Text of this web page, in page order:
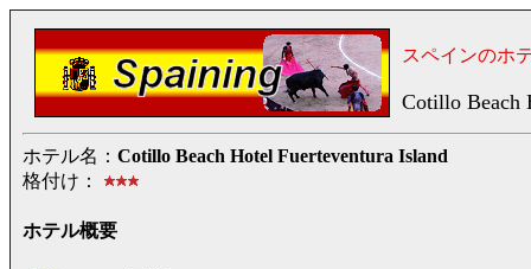
スペインのホ
Cotillo Beach
ホテル名： Cotillo Beach Hotel Fuerteventura Island
格付け：
ホテル概要